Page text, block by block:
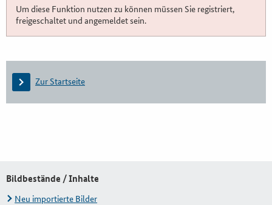
Um diese Funktion nutzen zu können müssen Sie registriert,
freigeschaltet und angemeldet sein.
Zur Startseite
Bildbestände / Inhalte
Neu importierte Bilder